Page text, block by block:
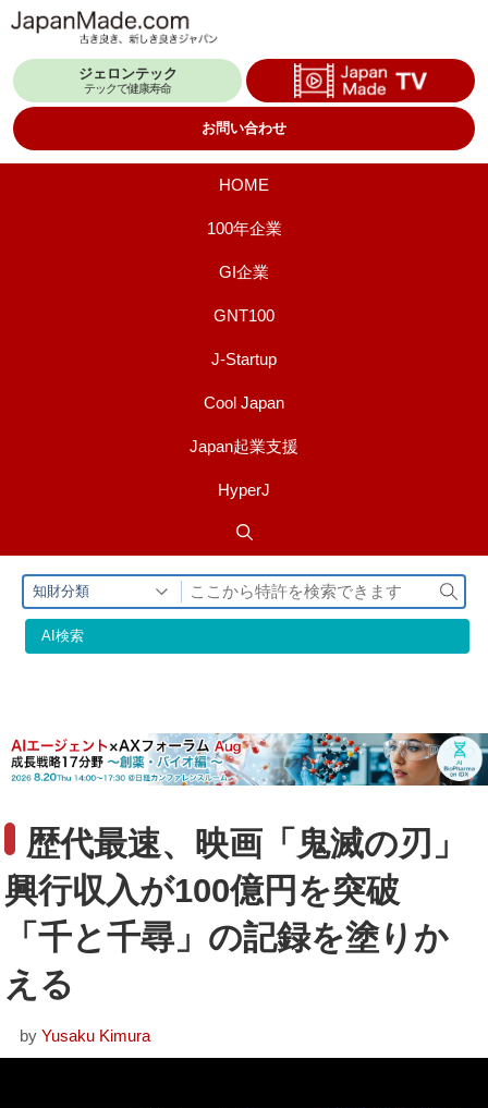
テ
ジェロンテック
テックで健康寿命
お問い合わせ
HOME
100年企業
GI企業
GNT100
J-Startup
Cool Japan
Japan起業支援
HyperJ
知財分類
検
索
AI検索
歴代最速、映画「鬼滅の刃」
興行収入が100億円を突破
「千と千尋」の記録を塗りか
える
by Yusaku Kimura